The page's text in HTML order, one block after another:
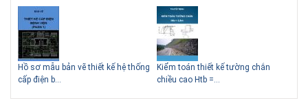
Giải pháp xử lý thấm chân
tường
Hồ sơ mẫu bản vẽ thiết kế hệ thống
cấp điện b...
Kiểm toán thiết kế tường chắn
chiều cao Htb =...